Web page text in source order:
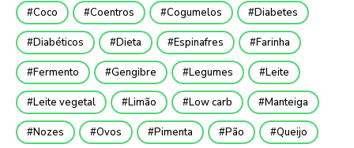
Coco Coentros Cogumelos Diabetes
Diabéticos Dieta Espinafres Farinha
Fermento Gengibre Legumes Leite
Leite vegetal Limão Low carb Manteiga
Nozes Ovos Pimenta Pão Queijo